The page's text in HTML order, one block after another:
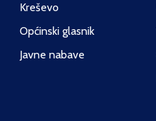
Kreševo
Općinski glasnik
Javne nabave